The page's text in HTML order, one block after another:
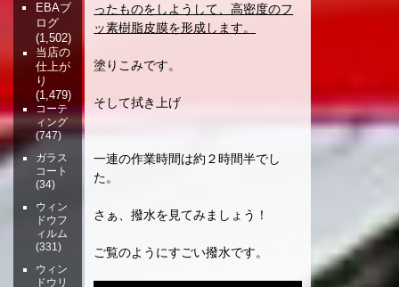
ったものをしようして、高密度のフ
ッ素樹脂皮膜を形成します。
塗りこみです。
そして拭き上げ
一連の作業時間は約２時間半でし
た。
さぁ、撥水を見てみましょう！
ご覧のようにすごい撥水です。
EBAブ
ログ
(1,502)
当店の
仕上が
り
(1,479)
コーテ
ィング
(747)
ガラス
コート
(34)
ウィン
ドウフ
ィルム
(331)
ウィン
ドウリ